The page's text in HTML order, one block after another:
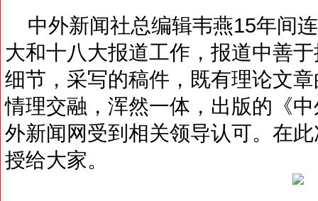
中外新闻社总编辑韦燕15年间
大和十八大报道工作，报道中善
细节，采写的稿件，既有理论文
情理交融，浑然一体，出版的《
外新闻网受到相关领导认可。在
授给大家。